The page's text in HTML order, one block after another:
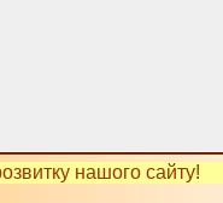
нашого сайту!